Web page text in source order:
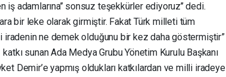
adamlarına’’ sonsuz teşekkürler ediyoruz’’ dedi.
bir leke olarak girmiştir. Fakat Türk milleti tüm
iradenin ne demek olduğunu bir kez daha göstermiştir”
sunan Ada Medya Grubu Yönetim Kurulu Başkanı
Demir’e yapmış oldukları katkılardan ve milli iradeye